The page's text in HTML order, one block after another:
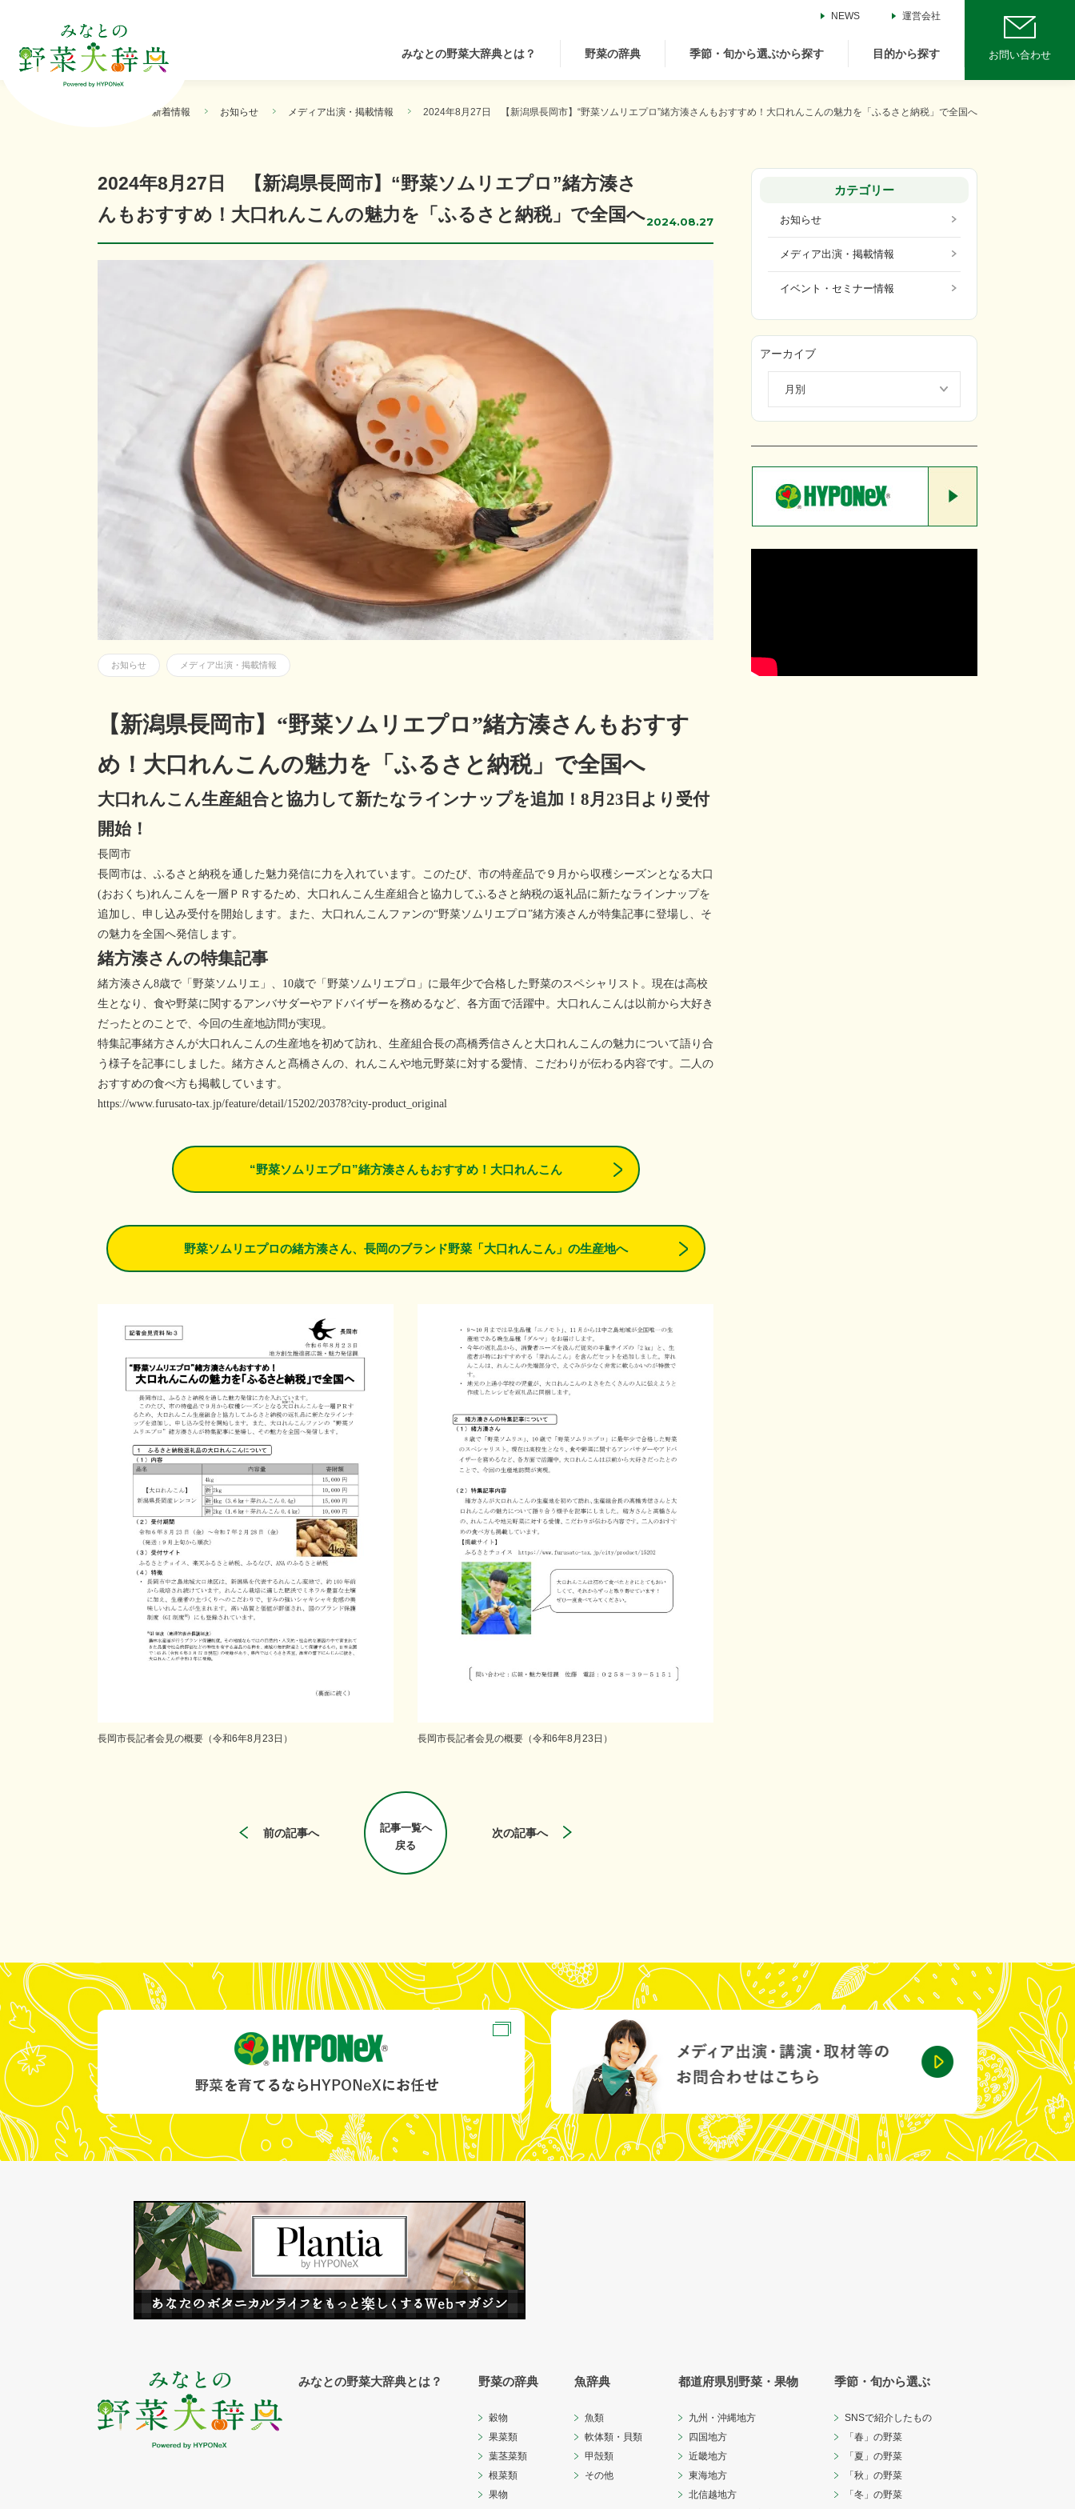
NEWS 運営会社
みなとの野菜大辞典とは？ 野菜の辞典 季節・旬から選ぶから探す 目的から探す お問い合わせ
新着情報 お知らせ メディア出演・掲載情報 2024年8月27日 【新潟県長岡市】“野菜ソムリエプロ”緒方湊さんもおすすめ！大口れんこんの魅力を「ふるさと納税」で全国へ
2024年8月27日 【新潟県長岡市】“野菜ソムリエプロ”緒方湊さ
んもおすすめ！大口れんこんの魅力を「ふるさと納税」で全国へ2024.08.27
お知らせ メディア出演・掲載情報
【新潟県長岡市】“野菜ソムリエプロ”緒方湊さんもおすす
め！大口れんこんの魅力を「ふるさと納税」で全国へ
大口れんこん生産組合と協力して新たなラインナップを追加！8月23日より受付
開始！
長岡市
長岡市は、ふるさと納税を通した魅力発信に力を入れています。このたび、市の特産品で９月から収穫シーズンとなる大口
(おおくち)れんこんを一層ＰＲするため、大口れんこん生産組合と協力してふるさと納税の返礼品に新たなラインナップを
追加し、申し込み受付を開始します。また、大口れんこんファンの“野菜ソムリエプロ”緒方湊さんが特集記事に登場し、そ
の魅力を全国へ発信します。
緒方湊さんの特集記事
緒方湊さん8歳で「野菜ソムリエ」、10歳で「野菜ソムリエプロ」に最年少で合格した野菜のスペシャリスト。現在は高校
生となり、食や野菜に関するアンバサダーやアドバイザーを務めるなど、各方面で活躍中。大口れんこんは以前から大好き
だったとのことで、今回の生産地訪問が実現。
特集記事緒方さんが大口れんこんの生産地を初めて訪れ、生産組合長の髙橋秀信さんと大口れんこんの魅力について語り合
う様子を記事にしました。緒方さんと髙橋さんの、れんこんや地元野菜に対する愛情、こだわりが伝わる内容です。二人の
おすすめの食べ方も掲載しています。
https://www.furusato-tax.jp/feature/detail/15202/20378?city-product_original
“野菜ソムリエプロ”緒方湊さんもおすすめ！大口れんこん
野菜ソムリエプロの緒方湊さん、長岡のブランド野菜「大口れんこん」の生産地へ
長岡市長記者会見の概要（令和6年8月23日） 長岡市長記者会見の概要（令和6年8月23日）
前の記事へ
記事一覧へ
戻る
次の記事へ
カテゴリー
お知らせ
メディア出演・掲載情報
イベント・セミナー情報
アーカイブ
みなとの野菜大辞典とは？ 野菜の辞典
穀物
果菜類
葉茎菜類
根菜類
果物
魚辞典
魚類
軟体類・貝類
甲殻類
その他
都道府県別野菜・果物
九州・沖縄地方
四国地方
近畿地方
東海地方
北信越地方
季節・旬から選ぶ
SNSで紹介したもの
「春」の野菜
「夏」の野菜
「秋」の野菜
「冬」の野菜